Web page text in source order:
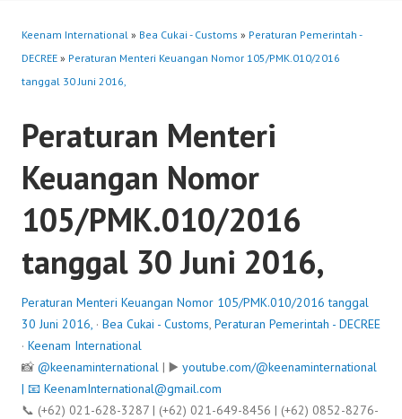
Keenam International » Bea Cukai - Customs » Peraturan Pemerintah -
DECREE » Peraturan Menteri Keuangan Nomor 105/PMK.010/2016
tanggal 30 Juni 2016,
Peraturan Menteri
Keuangan Nomor
105/PMK.010/2016
tanggal 30 Juni 2016,
Peraturan Menteri Keuangan Nomor 105/PMK.010/2016 tanggal
30 Juni 2016, · Bea Cukai - Customs, Peraturan Pemerintah - DECREE
· Keenam International
📸 @keenaminternational | ▶️ youtube.com/@keenaminternational
| 📧 KeenamInternational@gmail.com
📞 (+62) 021-628-3287 | (+62) 021-649-8456 | (+62) 0852-8276-